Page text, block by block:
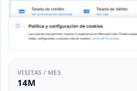
VISITAS / MES
14M